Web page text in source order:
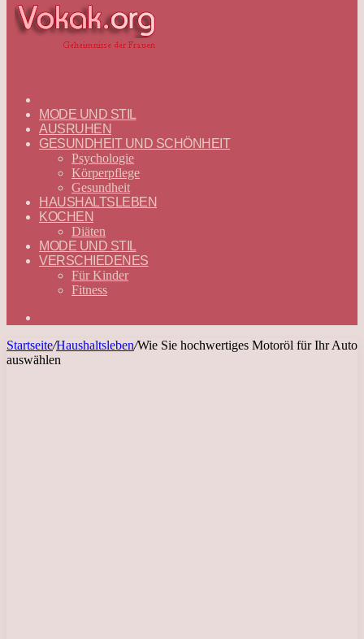
—
DEUTSCH
MODE UND STIL
AUSRUHEN
GESUNDHEIT UND SCHÖNHEIT
Psychologie
Körperpflege
Gesundheit
HAUSHALTSLEBEN
KOCHEN
Diäten
MODE UND STIL
VERSCHIEDENES
Für Kinder
Fitness
Startseite/Haushaltsleben/Wie Sie hochwertiges Motoröl für Ihr Auto
auswählen